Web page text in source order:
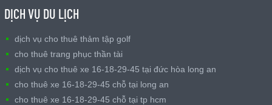
DỊCH VỤ DU LỊCH
dịch vụ cho thuê thảm tập golf
cho thuê trang phục thần tài
dịch vụ cho thuê xe 16-18-29-45 tại đức hòa long an
cho thuê xe 16-18-29-45 chỗ tại long an
cho thuê xe 16-18-29-45 chỗ tại tp hcm